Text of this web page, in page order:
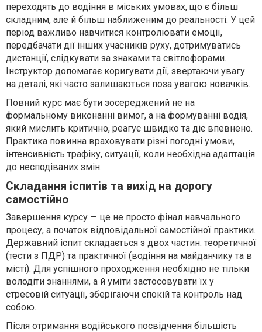
переходять до водіння в міських умовах, що є більш
складним, але й більш наближеним до реальності. У цей
період важливо навчитися контролювати емоції,
передбачати дії інших учасників руху, дотримуватись
дистанції, слідкувати за знаками та світлофорами.
Інструктор допомагає коригувати дії, звертаючи увагу
на деталі, які часто залишаються поза увагою новачків.
Повний курс має бути зосереджений не на
формальному виконанні вимог, а на формуванні водія,
який мислить критично, реагує швидко та діє впевнено.
Практика повинна враховувати різні погодні умови,
інтенсивність трафіку, ситуації, коли необхідна адаптація
до несподіваних змін.
Складання іспитів та вихід на дорогу
самостійно
Завершення курсу — це не просто фінал навчального
процесу, а початок відповідальної самостійної практики.
Державний іспит складається з двох частин: теоретичної
(тести з ПДР) та практичної (водіння на майданчику та в
місті). Для успішного проходження необхідно не тільки
володіти знаннями, а й уміти застосовувати їх у
стресовій ситуації, зберігаючи спокій та контроль над
собою.
Після отримання водійського посвідчення більшість